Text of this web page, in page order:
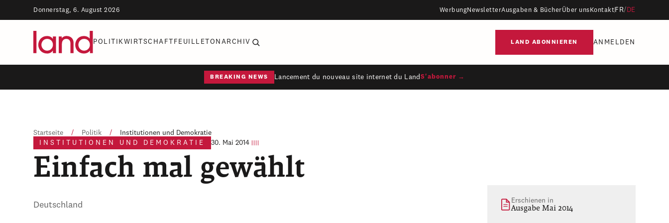
Donnerstag, 6. August 2026 WerbungNewsletterAusgaben & BücherÜber uns Kontakt FR/ DE
POLITIKWIRTSCHAFT FEUILLETON ARCHIV LAND ABONNIEREN ANMELDEN
BREAKING NEWS Lancement du nouveau site internet du Land S'abonner →
Startseite / Politik /
Institutionen und Demokratie
INSTITUTIONEN UND DEMOKRATIE
30. Mai 2014
Einfach mal gewählt
Deutschland Erschienen in
Ausgabe Mai 2014